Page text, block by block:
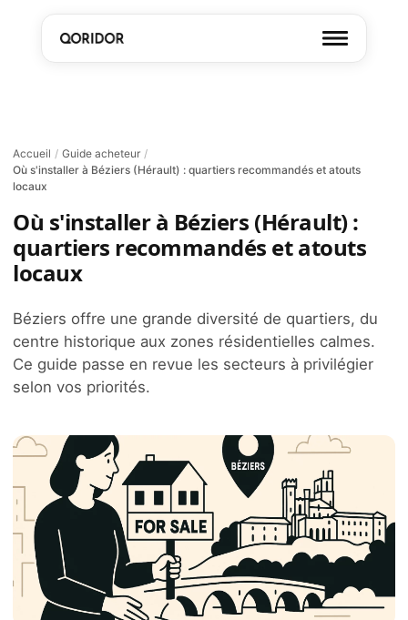
Accueil / Guide acheteur /
Où s'installer à Béziers (Hérault) : quartiers recommandés et atouts
locaux
Où s'installer à Béziers (Hérault) :
quartiers recommandés et atouts
locaux
Béziers offre une grande diversité de quartiers, du
centre historique aux zones résidentielles calmes.
Ce guide passe en revue les secteurs à privilégier
selon vos priorités.